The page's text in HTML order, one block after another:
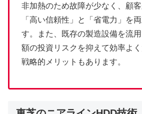
非加熱のため故障が少なく、顧
「高い信頼性」と「省電力」を
す。また、既存の製造設備を流
額の投資リスクを抑えて効率よ
戦略的メリットもあります。